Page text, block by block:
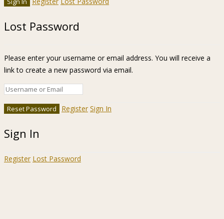
Lost Password
Please enter your username or email address. You will receive a
link to create a new password via email.
Register Sign In
Sign In
Register Lost Password